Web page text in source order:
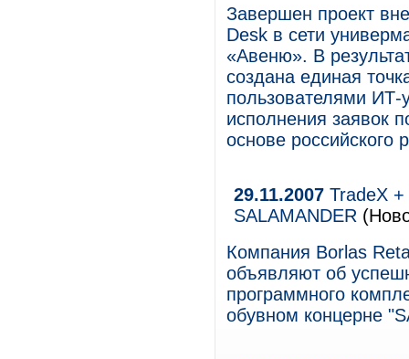
Завершен проект
Desk в сети
«Авеню». В
создана единая
пользователями ИТ-
исполнения заявок
основе российского
29.11.2007 TradeX
SALAMANDER
Компания Borlas
объявляют об
программного
обувном концерне